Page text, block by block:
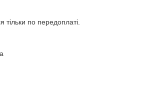
тільки по передоплаті.